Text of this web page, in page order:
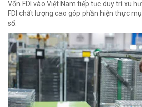
Vốn FDI vào Việt Nam tiếp tục duy trì xu
FDI chất lượng cao góp phần hiện thực
số.